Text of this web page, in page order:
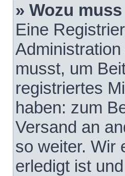
» Wozu
Eine
musst, um
registriertes
haben: zum
Versand an
so weiter. Wir
erledigt ist